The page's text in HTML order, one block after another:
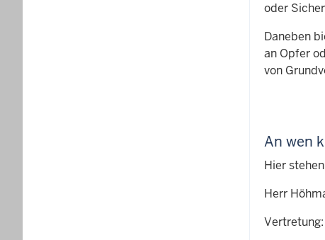
oder
Daneben
an Opfer
von
An wen
Hier
Herr
Vertretung: